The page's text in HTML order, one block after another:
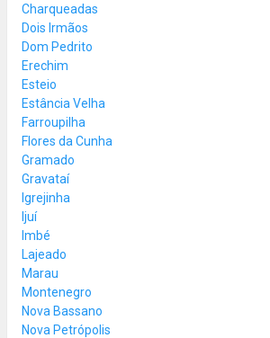
Charqueadas
Dois Irmãos
Dom Pedrito
Erechim
Esteio
Estância Velha
Farroupilha
Flores da Cunha
Gramado
Gravataí
Igrejinha
Ijuí
Imbé
Lajeado
Marau
Montenegro
Nova Bassano
Nova Petrópolis